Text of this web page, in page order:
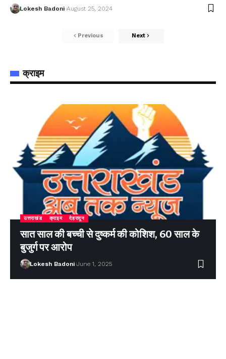
Lokesh Badoni August 25, 2024
Previous Next
क्राइम
उत्तराखंड क्राइम देहरादून
सात साल की बच्ची से दुष्कर्म की कोशिश, 60 साल के
बुजुर्ग पर आरोप
Lokesh Badoni June 1, 2025